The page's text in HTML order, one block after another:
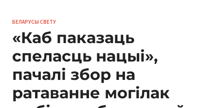
БЕЛАРУСЫ СВЕТУ
«Каб паказаць
спеласць нацыі»,
пачалі збор на
ратаванне могілак